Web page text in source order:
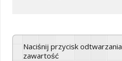
Naciśnij przycisk odtwarzania, aby odsłuchać tę
zawartość